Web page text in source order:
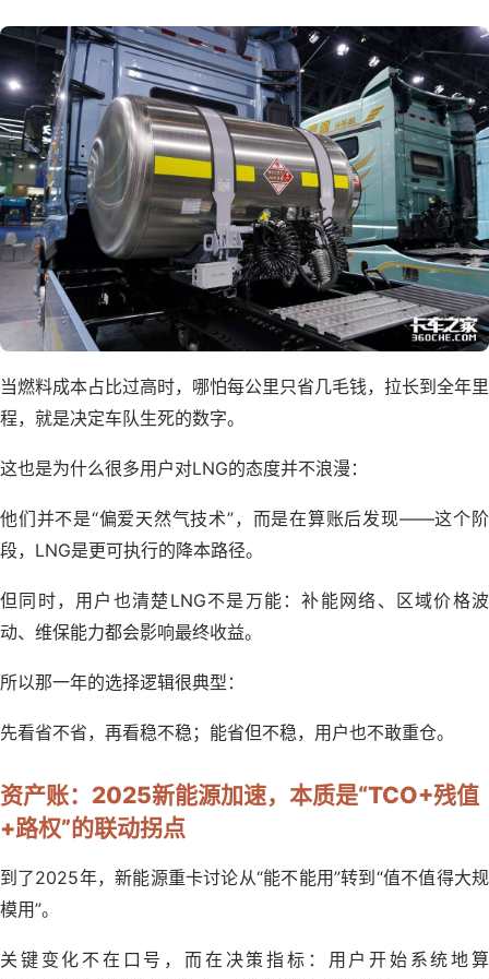
当燃料成本占比过高时，哪怕每公里只省几毛钱，拉长到全年里
程，就是决定车队生死的数字。
这也是为什么很多用户对LNG的态度并不浪漫：
他们并不是“偏爱天然气技术”，而是在算账后发现——这个阶
段，LNG是更可执行的降本路径。
但同时，用户也清楚LNG不是万能：补能网络、区域价格波
动、维保能力都会影响最终收益。
所以那一年的选择逻辑很典型：
先看省不省，再看稳不稳；能省但不稳，用户也不敢重仓。
资产账：2025新能源加速，本质是“TCO+残值
+路权”的联动拐点
到了2025年，新能源重卡讨论从“能不能用”转到“值不值得大规
模用”。
关键变化不在口号，而在决策指标：用户开始系统地算